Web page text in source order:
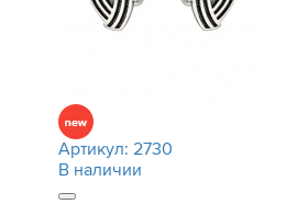
Артикул: 2730
В наличии